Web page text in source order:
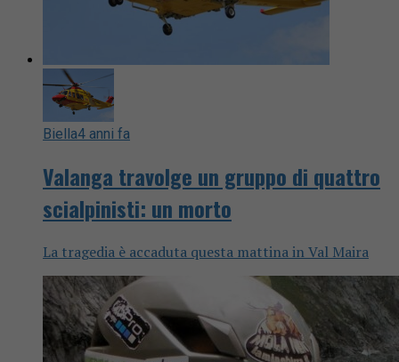
Biella4 anni fa
Valanga travolge un gruppo di quattro
scialpinisti: un morto
La tragedia è accaduta questa mattina in Val Maira